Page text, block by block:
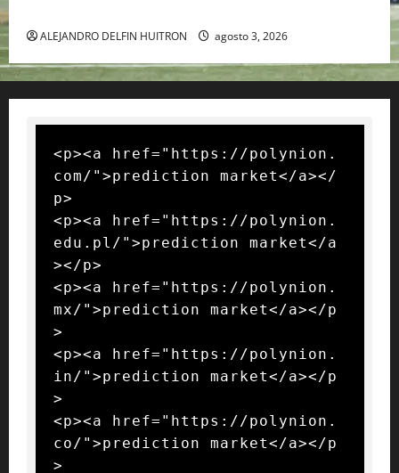
ALEJANDRO DELFIN HUITRON agosto 3, 2026
<p><a href="https://polynion.
com/">prediction market</a></
p>
<p><a href="https://polynion.
edu.pl/">prediction market</a
></p>
<p><a href="https://polynion.
mx/">prediction market</a></p
>
<p><a href="https://polynion.
in/">prediction market</a></p
>
<p><a href="https://polynion.
co/">prediction market</a></p
>